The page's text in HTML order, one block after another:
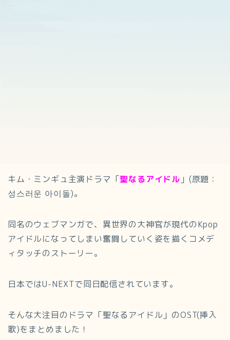
キム・ミンギュ主演ドラマ「聖なるアイドル 」(原題：
성스러운 아이돌)。
同名のウェブマンガで、異世界の大神官が現代のKpop
アイドルになってしまい奮闘していく姿を描くコメデ
ィタッチのストーリー。
日本ではU-NEXTで同日配信されています。
そんな大注目のドラマ「聖なるアイドル」のOST(挿入
歌)をまとめました！